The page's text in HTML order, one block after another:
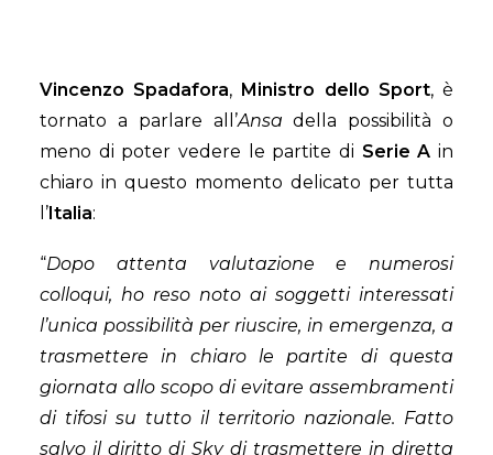
Vincenzo Spadafora, Ministro dello Sport, è
tornato a parlare all’Ansa della possibilità o
meno di poter vedere le partite di Serie A in
chiaro in questo momento delicato per tutta
l’Italia:
“Dopo attenta valutazione e numerosi
colloqui, ho reso noto ai soggetti interessati
l’unica possibilità per riuscire, in emergenza, a
trasmettere in chiaro le partite di questa
giornata allo scopo di evitare assembramenti
di tifosi su tutto il territorio nazionale. Fatto
salvo il diritto di Sky di trasmettere in diretta